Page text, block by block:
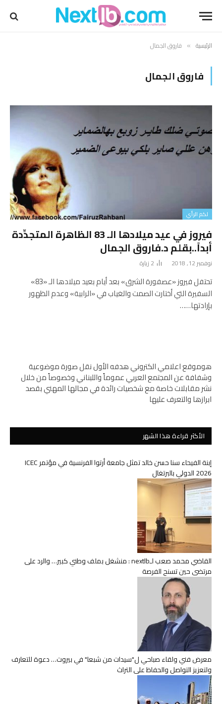
الرئيسية » فاروق الجمال
فاروق الجمال
لكم الرأي
فيروز في عيد ميلادها الـ 83 الظاهرة المتجدِّدة
أبداً..بقلم د.فاروق الجمال
نوفمبر 12, 2018 2 زيارة
تحتفل فيروز «عصفورة الشرق» بعد أيام بعيد ميلادها الـ «83»
السفيرة التي أختارت الصمت والغياب في «الرابية» وعدم الظهور
بإرادتها……
هوموقع اعلامي الكتروني هدفه الأول نقل صورة موضوعية
وشفافة عن المجتمع العربي عموماً واللبناني وخصوصاً من خلال
نشر مقابلات خاصة مع شخصيات رائدة في مجالها المهني بقصد
ابرازها والتعرف عليها
الأكثر قراءة هذا الشهر
إبنة الفيحاء سنا حسن خالد تمثل جامعة أرتوا الفرنسية في مؤتمر ICEC
2026 الدولي بالبرتغال
القاضي محمد صعب لـnextlb : منشغل بملف وطني كبير… والرد على
مرتضى حين تسنح الفرصة
معرض فني ولقاء صباحي ل"سيدات من شبعا" في بيروت… دعوة للتعارف
ولتعزيز التواصل والحفاظ على التراث